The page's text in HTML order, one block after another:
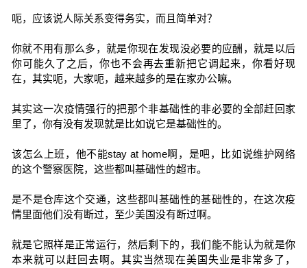
呃，应该说人际关系变得务实，而且简单对？
你就不用有那么多，就是你现在发现没必要的应酬，就是以后
你可能久了之后，你也不会再去重新把它调起来，你看好现
在，其实呃，大家呃，越来越多的是在家办公嘛。
其实这一次疫情强行的把那个非基础性的非必要的全部赶回家
里了，你有没有发现就是比如说它是基础性的。
该怎么上班，他不能stay at home啊，是吧，比如说维护网络
的这个警察医院，这些都叫基础性的超市。
是不是仓库这个交通，这些都叫基础性的基础性的，在这次疫
情里面他们没有断过，至少美国没有断过啊。
就是它照样是正常运行，然后剩下的，我们能不能认为就是你
本来就可以赶回去啊。其实当然现在美国失业是非常多了，